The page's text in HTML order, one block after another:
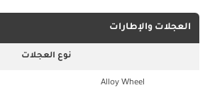
العجلات والإطارات
نوع العجلات
Alloy Wheel